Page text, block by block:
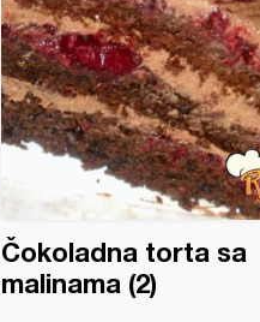
Čokoladna torta sa
malinama (2)